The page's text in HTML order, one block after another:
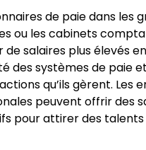
de paie dans les
ou les cabinets
de salaires plus élevés
des systèmes de paie
qu’ils gèrent. Les
peuvent offrir des
pour attirer des talents